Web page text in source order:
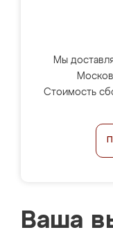
Мы
Стоимость
Ваша